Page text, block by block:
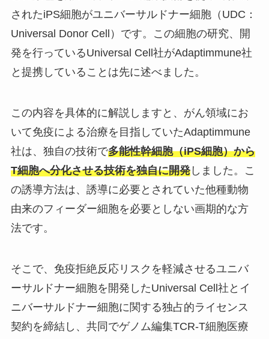
されたiPS細胞がユニバーサルドナー細胞（ UDC：
Universal Donor Cell）です。この細胞の研究、開
発を行っているUniversal Cell社がAdaptimmune社
と提携していることは先に述べました。
この内容を具体的に解説しますと、がん領域にお
いて免疫による治療を目指していたAdaptimmune
社は、独自の技術で多能性幹細胞（iPS細胞）から
T細胞へ分化させる技術を独自に開発しました。こ
の誘導方法は、誘導に必要とされていた他種動物
由来のフィーダー細胞を必要としない画期的な方
法です。
そこで、免疫拒絶反応リスクを軽減させるユニバ
ーサルドナー細胞を開発したUniversal Cell社とイ
ニバーサルドナー細胞に関する独占的ライセンス
契約を締結し、共同でゲノム編集TCR-T細胞医療